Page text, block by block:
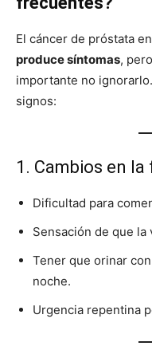
El cáncer de próstata
produce síntomas,
importante no
signos:
1. Cambios en
Dificultad para
Sensación de que
Tener que orinar
noche.
Urgencia repentina